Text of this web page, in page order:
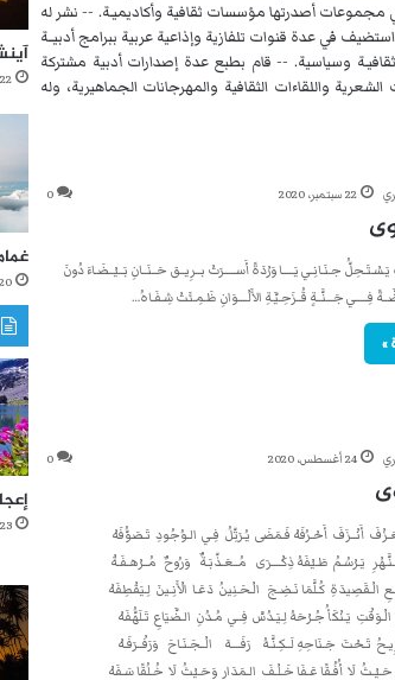
أصدرتها مؤسسات ثقافية وأكاديميـة. -- نشر له
في عدة قنوات تلفازية وإذاعية عربية ببرامج أدبيــة
وسياسية. -- قام بطبع عدة إصدارات أدبية مشتركة
واللقاءات الثقافية والمهرجانات الجماهيرية، وله
22 سبتمبر، 2020 0
جـنَـانِـي يَـــــا وَرْدَةً أَســـــرَتْ بــرِيــق حَــنَــانِ بَــيْــضَـاءَ دُونَ
فِـــــي جَـــنَّــةٍ قُــزَحِـيَّـةِ الأَلْــــوَانِ ظَـمِـئَتْ شِـفَـاهُ…
»
24 أغسطس، 2020 0
أَنْــزَفَ أَحْـرُفَهْ فَـمَضَى يُـرَتِّلُ فِـي الـوُجُودِ تَـصَوُّفَهْ
يَـرْسُـمُ طَـيْفَهُ ذِكْــــرَى مُــعَـذّبَـةٌ وَرُوحٌ مُــرْهـفَـةْ
الْـقَصِيدَةِ كُـلَّمَا نَـضِـجَ الْـحَـنِينُ دَعَـا الْأَنِـينَ لِـيَقْطِفَهْ
يَـنْكَأُ جُـرْحَهُ لِـيَـدُسَّ فِــي مُـدُنِ الـضَّيَاعِ تَـلَهُّفَهْ
تَـحْتَ جَـنَاحِهِ لَــكِـنَّـهُ رَفَــــهَ الْــجَـنَـاحَ وَرَفْــرَفَـهْ
لَا أُفُـقًا عَـفَا خَـلْـفَ الـمَدَارِ وَحَـيْثُ لَا خُـلُقًا سَـفَهْ
22 أكتوبر، 2021
20 أكتوبر،
23 أغسطس، 2021